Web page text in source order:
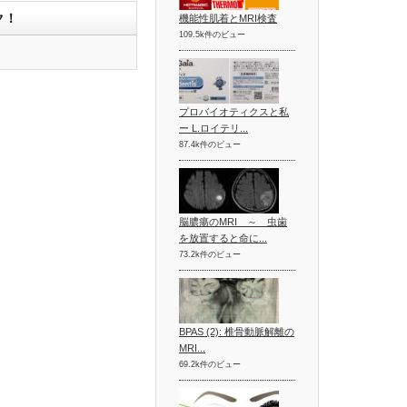
機能性肌着とMRI検査
109.5k件のビュー
プロバイオティクスと私
ー L.ロイテリ...
87.4k件のビュー
脳膿瘍のMRI ～ 虫歯
を放置すると命に...
73.2k件のビュー
BPAS (2): 椎骨動脈解離の
MRI...
69.2k件のビュー